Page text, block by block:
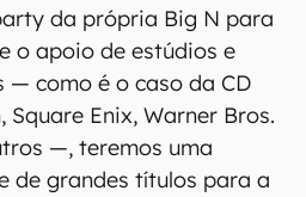
da própria Big N para
o apoio de estúdios e
como é o caso da CD
Square Enix, Warner Bros.
—, teremos uma
de grandes títulos para a